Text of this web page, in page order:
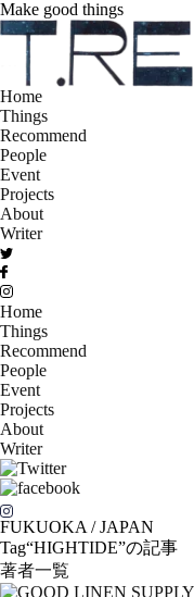
Make good things
Home
Things
Recommend
People
Event
Projects
About
Writer
Home
Things
Recommend
People
Event
Projects
About
Writer
FUKUOKA / JAPAN
Tag“HIGHTIDE”の記事
著者一覧